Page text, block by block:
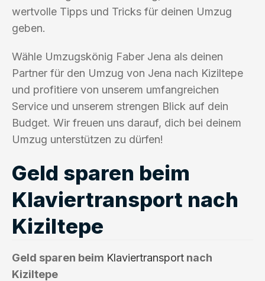
wertvolle Tipps und Tricks für deinen Umzug
geben.
Wähle Umzugskönig Faber Jena als deinen
Partner für den Umzug von Jena nach Kiziltepe
und profitiere von unserem umfangreichen
Service und unserem strengen Blick auf dein
Budget. Wir freuen uns darauf, dich bei deinem
Umzug unterstützen zu dürfen!
Geld sparen beim
Klaviertransport nach
Kiziltepe
Geld sparen beim Klaviertransport nach
Kiziltepe